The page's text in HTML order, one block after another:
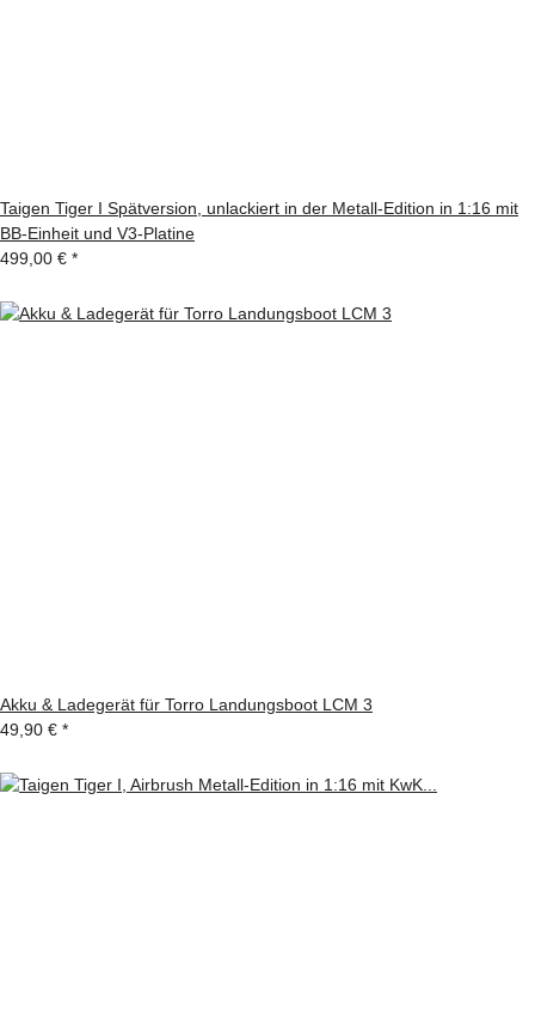
Taigen Tiger I Spätversion, unlackiert in der Metall-Edition in 1:16 mit
BB-Einheit und V3-Platine
499,00 € *
Akku & Ladegerät für Torro Landungsboot LCM 3
49,90 € *